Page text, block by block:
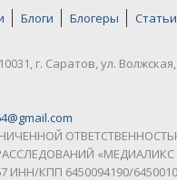
Блоги Блогеры Статьи
г. Саратов, ул.
«МЕДИАЛИКС
ИНН/КПП 6450094190/